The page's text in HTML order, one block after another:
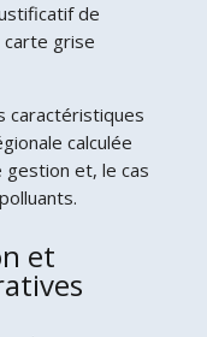
de
carte grise
caractéristiques
calculée
gestion et, le cas
et